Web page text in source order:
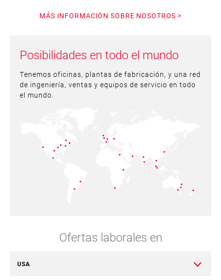
MÁS INFORMACIÓN SOBRE NOSOTROS >
Posibilidades en todo el mundo
Tenemos oficinas, plantas de fabricación, y una red
de ingeniería, ventas y equipos de servicio en todo
el mundo.
Ofertas laborales en
USA